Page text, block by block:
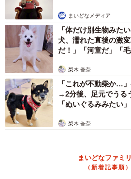
インターネットの情報は「〇〇の
〇日生きて頑張ってくれました！
す」情報ばかりでした。でも、ジャ
さそうで、ジャック君自身はとっく
来ているのに、飼い主の自分は全
ないばかりか、ジャック君が死ぬ
ばしにする方法ばかりを探している
の都合ばっかり考えてないか？と。
そして、冷静にジャック君の立場
た。飼い主として、どうしたいか
「寿命は短かろうが長かろうが、ま
欲しい」でした。そこで今度は、ジ
まいどなメディア
「体だけ別生物みた
犬、濡れた直後の激
だ！」「河童だ」「
梨木 香奈
「これが不動柴か…
→2分後、足元でうる
「ぬいぐるみみたい」
梨木 香奈
まいどなファミ
（新着記事順）